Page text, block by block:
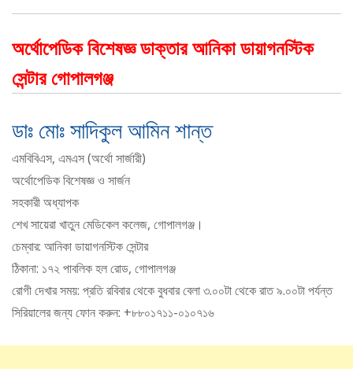
অর্থোপেডিক বিশেষজ্ঞ ডাক্তার আনিকা ডায়াগনস্টিক
সেন্টার গোপালগঞ্জ
ডাঃ মোঃ সাদিকুল আমিন শান্ত
এমবিবিএস, এমএস (অর্থো সার্জারী)
অর্থোপেডিক বিশেষজ্ঞ ও সার্জন
সহকারী অধ্যাপক
শেখ সায়েরা খাতুন মেডিকেল কলেজ, গোপালগঞ্জ।
চেম্বার: আনিকা ডায়াগনস্টিক সেন্টার
ঠিকানা: ১৭২ পাবলিক হল রোড, গোপালগঞ্জ
রোগী দেখার সময়: প্রতি রবিবার থেকে বুধবার বেলা ৩.০০টা থেকে রাত ৯.০০টা পর্যন্ত
সিরিয়ালের জন্য ফোন করুন: +৮৮০১৭১১-০১০৭১৬